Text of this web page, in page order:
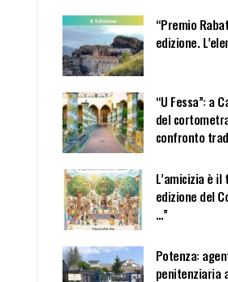
“Premio
edizione.
“U Fessa”: a
del
confronto
L’amicizia è
edizione del
…”
Potenza:
penitenziaria